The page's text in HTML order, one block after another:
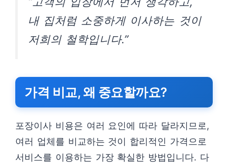
내 집처럼 소중하게 이사하는 것이
저희의 철학입니다.”
가격 비교, 왜 중요할까요?
포장이사 비용은 여러 요인에 따라 달라지므로,
여러 업체를 비교하는 것이 합리적인 가격으로
서비스를 이용하는 가장 확실한 방법입니다. 다